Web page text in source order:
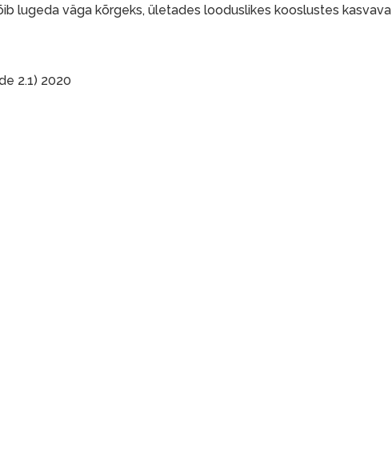
lugeda väga kõrgeks, ületades looduslikes kooslustes kasvava
2.1) 2020